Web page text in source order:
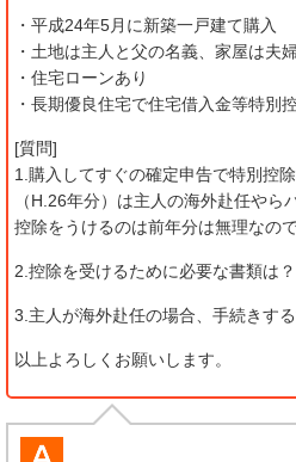
・平成24年5月に新築一戸建て購入
・土地は主人と父の名義、家屋は夫
・住宅ローンあり
・長期優良住宅で住宅借入金等特別
[質問]
1.購入してすぐの確定申告で特別控
（H.26年分）は主人の海外赴任やら
控除をうけるのは前年分は無理なの
2.控除を受けるために必要な書類は？
3.主人が海外赴任の場合、手続きす
以上よろしくお願いします。